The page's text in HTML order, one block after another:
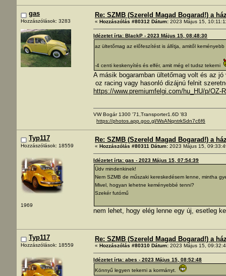
gas
Hozzászólások: 3283
Re: SZMB (Szereld Magad Bogarad!) a
« Hozzászólás #80312 Dátum: 2023 Május 15,
Idézetet írta: BlackP - 2023 Május 15, 08:48:30
az ültetőmag az előfeszítést is állítja, amitől
-4 centi keskenyítés és elfér, amit még el tudsz tekerni
A másik bogaramban ültetőmag volt és az
oz racing vagy hasonló dizájnú felnit
https://www.premiumfelgi.com/hu_HU/p/OZ-
VW Bogár 1300 '71,Transporter1.6D '83
https://photos.app.goo.gl/WsANqntrkSdn7c6f6
Typ117
Hozzászólások: 18559
1969
Re: SZMB (Szereld Magad Bogarad!) a
« Hozzászólás #80311 Dátum: 2023 Május 15,
Idézetet írta: gas - 2023 Május 15, 07:54:39
Üdv mindenkinek!
Nem SZMB de műszaki kereskedésem lenne, mintha
Mivel, hogyan lehetne keményebbé tenni?
Szekér futómű
nem lehet, hogy elég lenne egy új, esetleg
Typ117
Hozzászólások: 18559
Re: SZMB (Szereld Magad Bogarad!) a
« Hozzászólás #80310 Dátum: 2023 Május 15,
Idézetet írta: abes - 2023 Május 15, 08:52:48
Könnyű legyen tekerni a kormányt.